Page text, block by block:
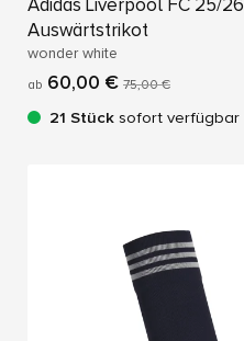
Adidas Liverpool FC 25/26
Auswärtstrikot
wonder white
ab 60,00 € 75,00 €
21 Stück sofort verfügbar